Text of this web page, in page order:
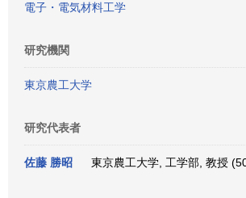
電子・電気材料工学
研究機関
東京農工大学
研究代表者
佐藤 勝昭 東京農工大学, 工学部, 教授